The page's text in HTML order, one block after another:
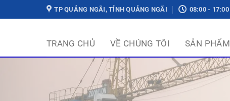
qua
TP QUẢNG NGÃI, TỈNH QUẢNG NGÃI 08:00 - 17:00
TRANG CHỦ VỀ CHÚNG TÔI SẢN PHẨM